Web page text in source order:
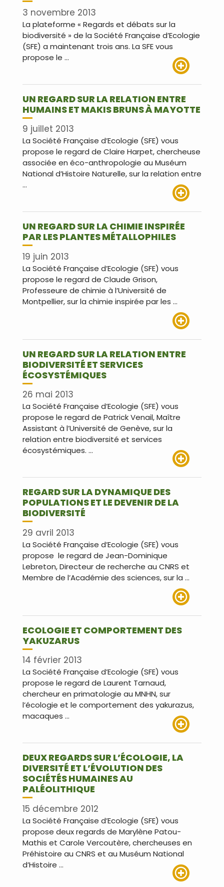
3 novembre 2013
La plateforme « Regards et débats sur la
biodiversité » de la Société Française d’Ecologie
(SFE) a maintenant trois ans. La SFE vous
propose le …
UN REGARD SUR LA RELATION ENTRE
HUMAINS ET MAKIS BRUNS À MAYOTTE
9 juillet 2013
La Société Française d’Ecologie (SFE) vous
propose le regard de Claire Harpet, chercheuse
associée en éco-anthropologie au Muséum
National d’Histoire Naturelle, sur la relation entre
…
UN REGARD SUR LA CHIMIE INSPIRÉE
PAR LES PLANTES MÉTALLOPHILES
19 juin 2013
La Société Française d’Ecologie (SFE) vous
propose le regard de Claude Grison,
Professeure de chimie à l’Université de
Montpellier, sur la chimie inspirée par les …
UN REGARD SUR LA RELATION ENTRE
BIODIVERSITÉ ET SERVICES
ÉCOSYSTÉMIQUES
26 mai 2013
La Société Française d’Ecologie (SFE) vous
propose le regard de Patrick Venail, Maître
Assistant à l’Université de Genève, sur la
relation entre biodiversité et services
écosystémiques. …
REGARD SUR LA DYNAMIQUE DES
POPULATIONS ET LE DEVENIR DE LA
BIODIVERSITÉ
29 avril 2013
La Société Française d’Ecologie (SFE) vous
propose le regard de Jean-Dominique
Lebreton, Directeur de recherche au CNRS et
Membre de l’Académie des sciences, sur la …
ECOLOGIE ET COMPORTEMENT DES
YAKUZARUS
14 février 2013
La Société Française d’Ecologie (SFE) vous
propose le regard de Laurent Tarnaud,
chercheur en primatologie au MNHN, sur
l’écologie et le comportement des yakurazus,
macaques …
DEUX REGARDS SUR L’ÉCOLOGIE, LA
DIVERSITÉ ET L’ÉVOLUTION DES
SOCIÉTÉS HUMAINES AU
PALÉOLITHIQUE
15 décembre 2012
La Société Française d’Ecologie (SFE) vous
propose deux regards de Marylène Patou-
Mathis et Carole Vercoutère, chercheuses en
Préhistoire au CNRS et au Muséum National
d’Histoire …